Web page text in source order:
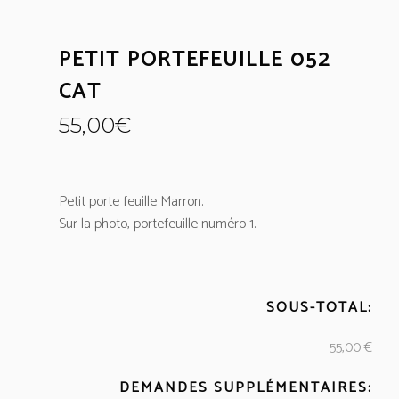
PETIT PORTEFEUILLE 052
CAT
55,00€
Petit porte feuille Marron.
Sur la photo, portefeuille numéro 1.
SOUS-TOTAL:
55,00 €
DEMANDES SUPPLÉMENTAIRES: